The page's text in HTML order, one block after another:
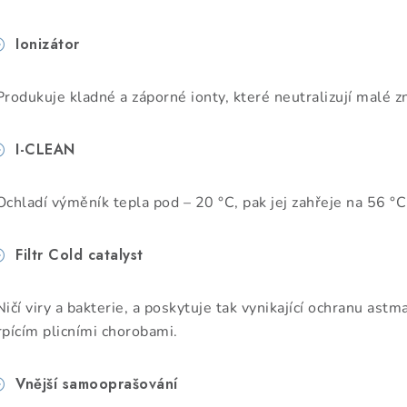
Ionizátor
kladné a záporné ionty, které neutralizují malé
I-CLEAN
výměník tepla pod – 20 °C, pak jej zahřeje na 56
Filtr Cold catalyst
viry a bakterie, a poskytuje tak vynikající ochranu
plicními chorobami.
Vnější samooprašování